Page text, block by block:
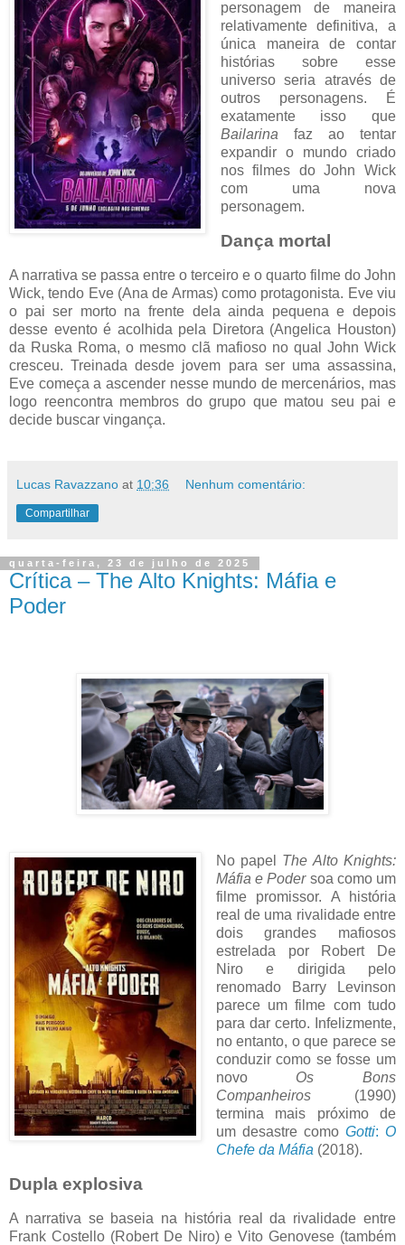
personagem de maneira
relativamente definitiva, a
única maneira de contar
histórias sobre esse
universo seria através de
outros personagens. É
exatamente isso que
Bailarina faz ao tentar
expandir o mundo criado
nos filmes do John Wick
com uma nova
personagem.
Dança mortal
A narrativa se passa entre o terceiro e o quarto filme do John
Wick, tendo Eve (Ana de Armas) como protagonista. Eve viu
o pai ser morto na frente dela ainda pequena e depois
desse evento é acolhida pela Diretora (Angelica Houston)
da Ruska Roma, o mesmo clã mafioso no qual John Wick
cresceu. Treinada desde jovem para ser uma assassina,
Eve começa a ascender nesse mundo de mercenários, mas
logo reencontra membros do grupo que matou seu pai e
decide buscar vingança.
Lucas Ravazzano at 10:36 Nenhum comentário:
Compartilhar
quarta-feira, 23 de julho de 2025
Crítica – The Alto Knights: Máfia e
Poder
No papel The Alto Knights:
Máfia e Poder soa como um
filme promissor. A história
real de uma rivalidade entre
dois grandes mafiosos
estrelada por Robert De
Niro e dirigida pelo
renomado Barry Levinson
parece um filme com tudo
para dar certo. Infelizmente,
no entanto, o que parece se
conduzir como se fosse um
novo Os Bons
Companheiros(1990)
termina mais próximo de
um desastre como Gotti: O
Chefe da Máfia (2018).
Dupla explosiva
A narrativa se baseia na história real da rivalidade entre
Frank Costello (Robert De Niro) e Vito Genovese (também